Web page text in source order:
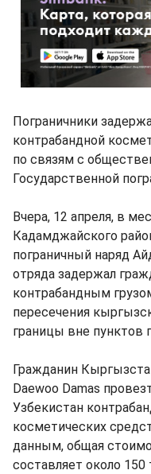
Пограничники
контрабандной
по связям с
Государственной
Вчера, 12 апреля, в
Кадамджайского
пограничный наряд
отряда задержал
контрабандным
пересечения
границы вне пунктов
Гражданин
Daewoo Damas
Узбекистан
косметических
данным, общая
составляет около